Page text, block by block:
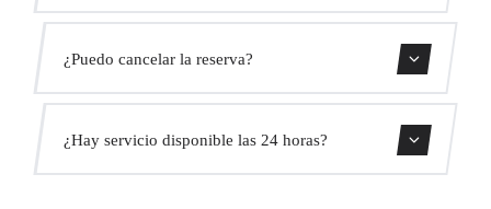
conductor ajustará automáticamente la hora de recogida
sin coste adicional.
¿Puedo cancelar la reserva?
recogida.
¿Hay servicio disponible las 24 horas?